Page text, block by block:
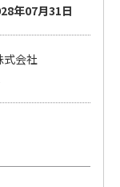
年07月31日
式会社